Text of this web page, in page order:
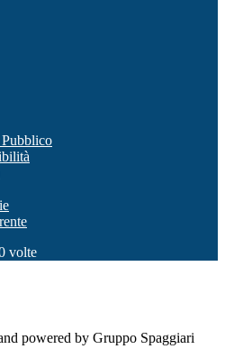
volte
powered by Gruppo Spaggiari